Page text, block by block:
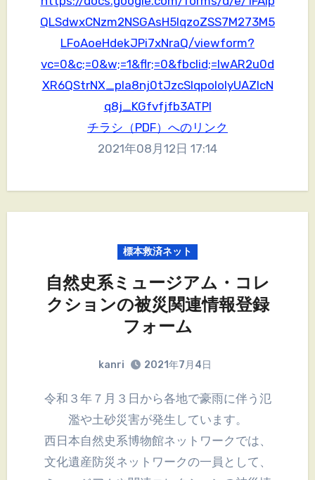
QLSdwxCNzm2NSGAsH5lqzoZSS7M273M5
LFoAoeHdekJPi7xNraQ/viewform?
vc=0&c;=0&w;=1&flr;=0&fbclid;=IwAR2u0d
XR6QStrNX_pIa8nj0tJzcSlqpoIolyUAZlcN
q8j_KGfvfjfb3ATPI
チラシ（PDF）へのリンク
2021年08月12日 17:14
標本救済ネット
自然史系ミュージアム・コレ
クションの被災関連情報登録
フォーム
kanri 2021年7月4日
令和３年７月３日から各地で豪雨に伴う氾
濫や土砂災害が発生しています。
西日本自然史系博物館ネットワークでは、
文化遺産防災ネットワークの一員として、